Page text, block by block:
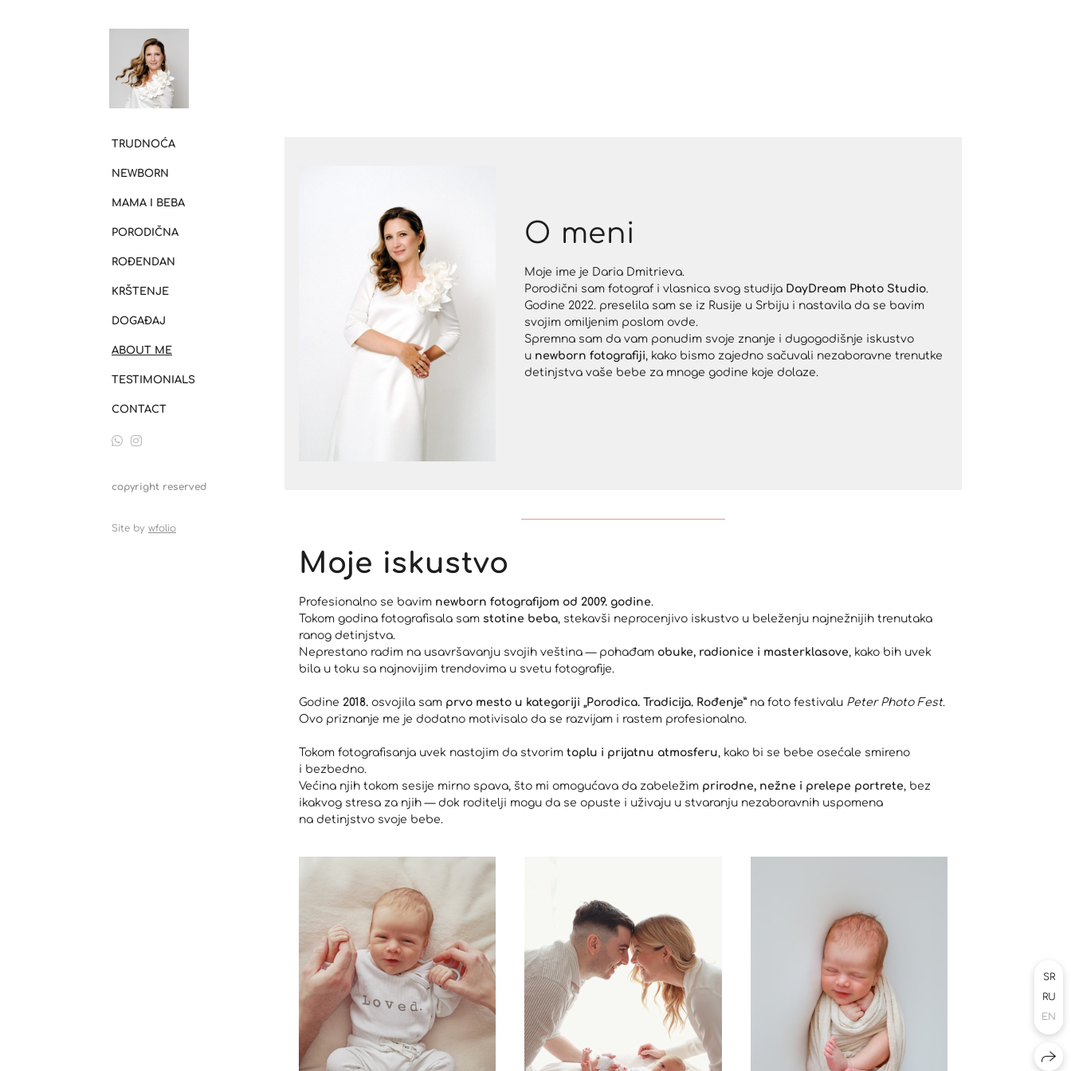
TRUDNOĆA
NEWBORN
MAMA I BEBA
PORODIČNA
ROĐENDAN
KRŠTENJE
DOGAĐAJ
ABOUT ME
TESTIMONIALS
CONTACT
copyright reserved
Site by wfolio
O meni
Moje ime je Daria Dmitrieva.
Porodični sam fotograf i vlasnica svog studija DayDream Photo Studio.
Godine 2022. preselila sam se iz Rusije u Srbiju i nastavila da se bavim
svojim omiljenim poslom ovde.
Spremna sam da vam ponudim svoje znanje i dugogodišnje iskustvo
u newborn fotografiji, kako bismo zajedno sačuvali nezaboravne trenutke
detinjstva vaše bebe za mnoge godine koje dolaze.
Moje iskustvo
Profesionalno se bavim newborn fotografijom od 2009. godine.
Tokom godina fotografisala sam stotine beba, stekavši neprocenjivo iskustvo u beleženju najnežnijih trenutaka
ranog detinjstva.
Neprestano radim na usavršavanju svojih veština — pohađam obuke, radionice i masterklasove, kako bih uvek
bila u toku sa najnovijim trendovima u svetu fotografije.
Godine 2018. osvojila sam prvo mesto u kategoriji „Porodica. Tradicija. Rođenje” na foto festivalu Peter Photo Fest.
Ovo priznanje me je dodatno motivisalo da se razvijam i rastem profesionalno.
Tokom fotografisanja uvek nastojim da stvorim toplu i prijatnu atmosferu, kako bi se bebe osećale smireno
i bezbedno.
Većina njih tokom sesije mirno spava, što mi omogućava da zabeležim prirodne, nežne i prelepe portrete, bez
ikakvog stresa za njih — dok roditelji mogu da se opuste i uživaju u stvaranju nezaboravnih uspomena
na detinjstvo svoje bebe.
SR
RU
EN